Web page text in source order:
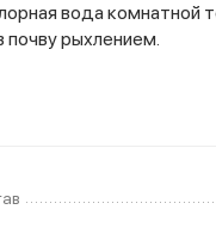
вода
почву рыхлением.